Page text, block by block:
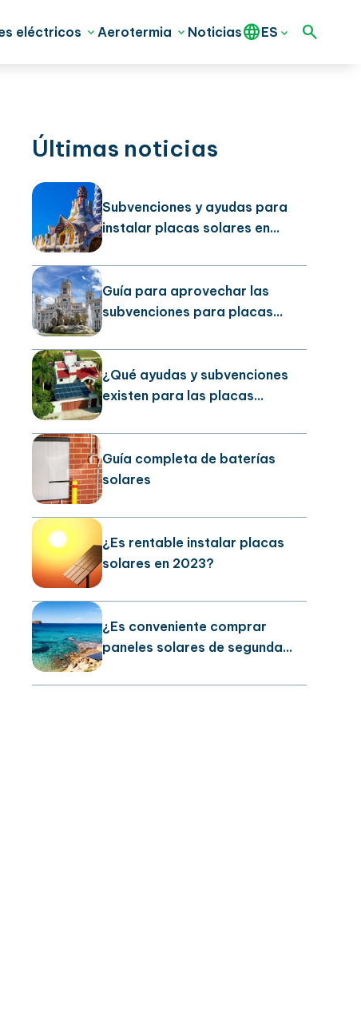
eléctricos Aerotermia Noticias ES
Últimas noticias
Subvenciones y ayudas para
instalar placas solares en
Guía para aprovechar las
subvenciones para placas
¿Qué ayudas y subvenciones
existen para las placas
Guía completa de baterías
solares
¿Es rentable instalar placas
solares en 2023?
¿Es conveniente comprar
paneles solares de segunda